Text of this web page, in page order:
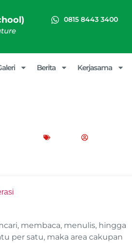
0815 8443 3400
Berita Kerjasama
membaca, menulis, hingga
per satu, maka area cakupan